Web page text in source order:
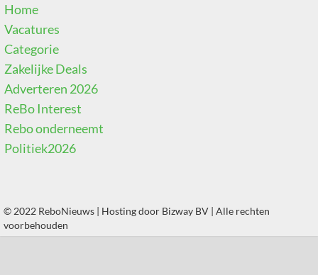
Home
Vacatures
Categorie
Zakelijke Deals
Adverteren 2026
ReBo Interest
Rebo onderneemt
Politiek2026
© 2022 ReboNieuws | Hosting door Bizway BV | Alle rechten
voorbehouden